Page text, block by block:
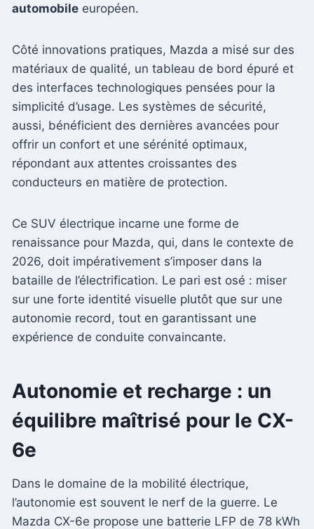
automobile européen.
Côté innovations pratiques, Mazda a misé sur des
matériaux de qualité, un tableau de bord épuré et
des interfaces technologiques pensées pour la
simplicité d’usage. Les systèmes de sécurité,
aussi, bénéficient des dernières avancées pour
offrir un confort et une sérénité optimaux,
répondant aux attentes croissantes des
conducteurs en matière de protection.
Ce SUV électrique incarne une forme de
renaissance pour Mazda, qui, dans le contexte de
2026, doit impérativement s’imposer dans la
bataille de l’électrification. Le pari est osé : miser
sur une forte identité visuelle plutôt que sur une
autonomie record, tout en garantissant une
expérience de conduite convaincante.
Autonomie et recharge : un
équilibre maîtrisé pour le CX-
6e
Dans le domaine de la mobilité électrique,
l’autonomie est souvent le nerf de la guerre. Le
Mazda CX-6e propose une batterie LFP de 78 kWh